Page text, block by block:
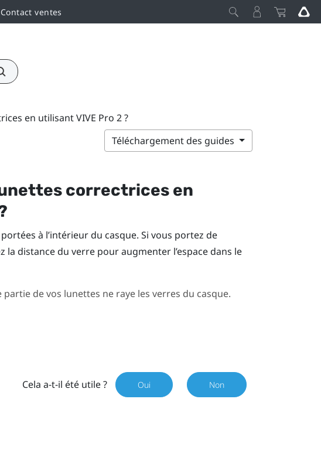
Contact ventes
en utilisant VIVE Pro 2 ?
Téléchargement des guides
correctrices en
à l’intérieur du casque. Si vous portez de
distance du verre pour augmenter l’espace dans le
de vos lunettes ne raye les verres du casque.
Cela a-t-il été utile ? Oui Non